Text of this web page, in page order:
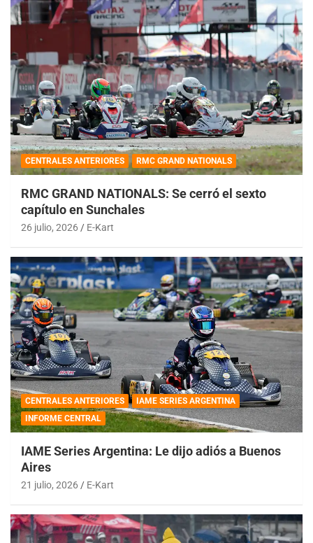
CENTRALES ANTERIORES RMC GRAND NATIONALS
RMC GRAND NATIONALS: Se cerró el sexto
capítulo en Sunchales
26 julio, 2026 E-Kart
CENTRALES ANTERIORES
IAME SERIES ARGENTINA
INFORME CENTRAL
IAME Series Argentina: Le dijo adiós a Buenos
Aires
21 julio, 2026 E-Kart